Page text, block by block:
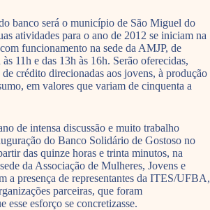
banco será o município de São Miguel do
atividades para o ano de 2012 se iniciam na
funcionamento na sede da AMJP, de
11h e das 13h às 16h. Serão oferecidas,
crédito direcionadas aos jovens, à produção
em valores que variam de cinquenta a
de intensa discussão e muito trabalho
do Banco Solidário de Gostoso no
das quinze horas e trinta minutos, na
da Associação de Mulheres, Jovens e
a presença de representantes da ITES/UFBA,
parceiras, que foram
esse esforço se concretizasse.